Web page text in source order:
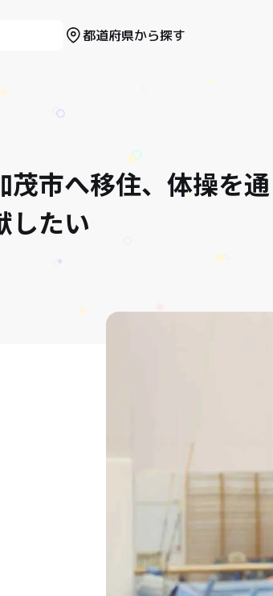
都道府県から探す
茂市へ移住、体操を
したい